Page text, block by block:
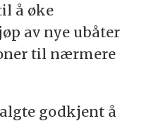
å øke
av nye ubåter
til nærmere
godkjent å